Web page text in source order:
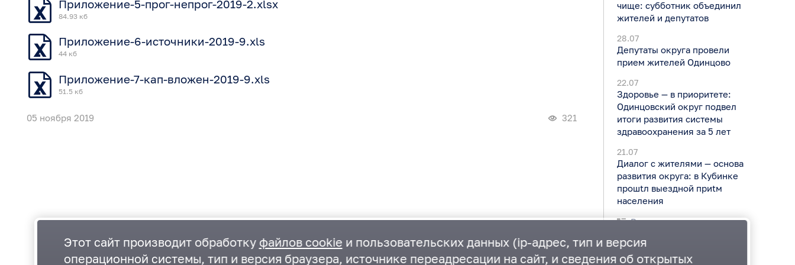
Приложение-5-прог-непрог-2019-2.xlsx
84.93 кб
Приложение-6-источники-2019-9.xls
44 кб
Приложение-7-кап-вложен-2019-9.xls
51.5 кб
05 ноября 2019 321
чище: субботник объединил
жителей и депутатов
28.07
Депутаты округа провели
прием жителей Одинцово
22.07
Здоровье — в приоритете:
Одинцовский округ подвел
итоги развития системы
здравоохранения за 5 лет
21.07
Диалог с жителями — основа
развития округа: в Кубинке
прошtл выездной приtм
населения
Все новости
Этот сайт производит обработку файлов cookieи пользовательских данных (ip-адрес, тип и версия
операционной системы, тип и версия браузера, источнике переадресации на сайт, и сведения об открытых